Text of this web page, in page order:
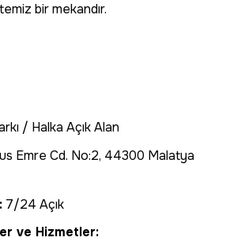
bir mekandır.
/ Halka Açık Alan
Emre Cd. No:2, 44300 Malatya
7/24 Açık
ve Hizmetler: